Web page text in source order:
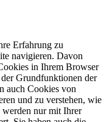
Erfahrung zu
navigieren. Davon
in Ihrem Browser
Grundfunktionen der
auch Cookies von
und zu verstehen, wie
werden nur mit Ihrer